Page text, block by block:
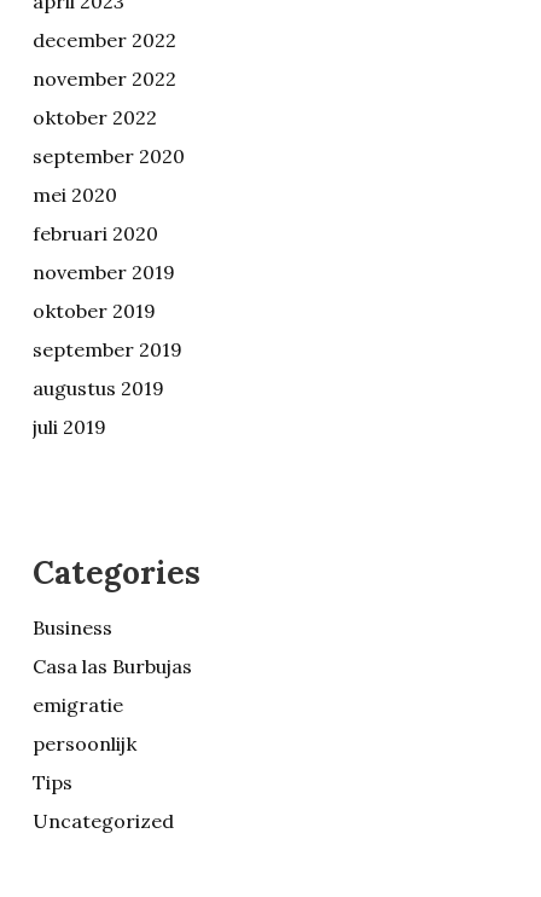
december 2022
november 2022
oktober 2022
september 2020
mei 2020
februari 2020
november 2019
oktober 2019
september 2019
augustus 2019
juli 2019
Categories
Business
Casa las Burbujas
emigratie
persoonlijk
Tips
Uncategorized